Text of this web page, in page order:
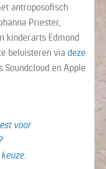
antroposofisch
Priester,
kinderarts Edmond
beluisteren via deze
Soundcloud en Apple
voor